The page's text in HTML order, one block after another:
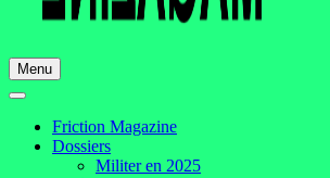
Menu
Friction Magazine
Dossiers
Militer en 2025